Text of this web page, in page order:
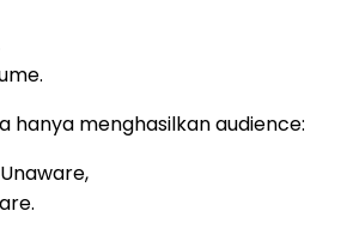
hanya menghasilkan audience: